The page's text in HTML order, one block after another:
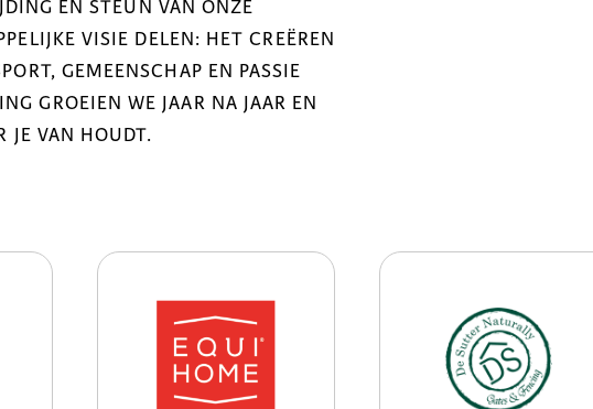
EN STEUN VAN ONZE
VISIE DELEN: HET CREËREN
GEMEENSCHAP EN PASSIE
GROEIEN WE JAAR NA JAAR EN
JE VAN HOUDT.